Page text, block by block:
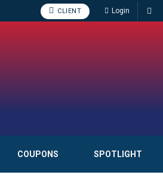
CLIENT Login
COUPONS SPOTLIGHT